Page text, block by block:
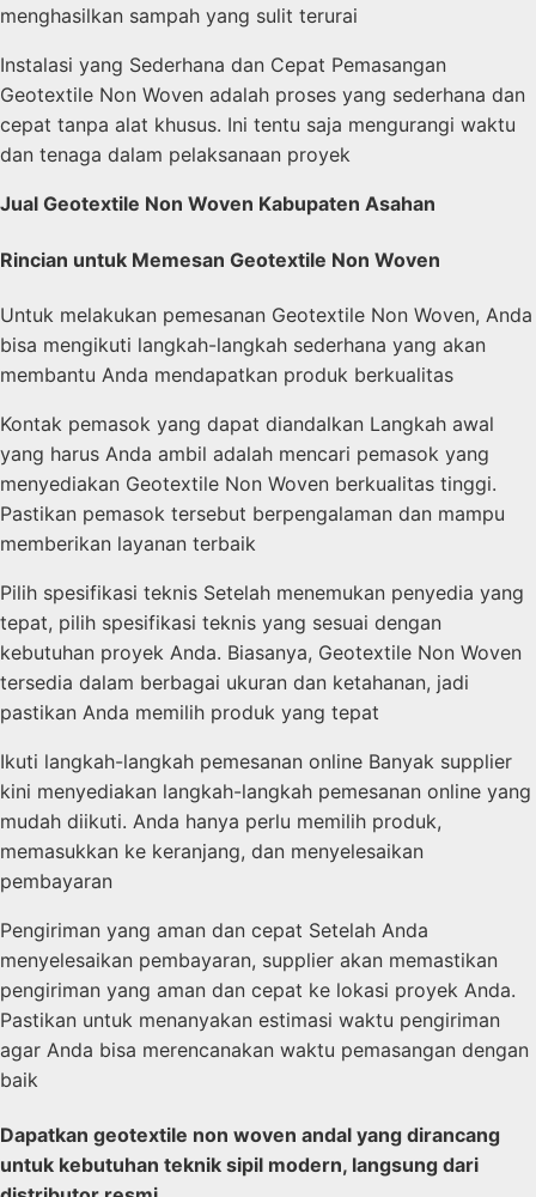
menghasilkan sampah yang sulit terurai
Instalasi yang Sederhana dan Cepat Pemasangan
Geotextile Non Woven adalah proses yang sederhana dan
cepat tanpa alat khusus. Ini tentu saja mengurangi waktu
dan tenaga dalam pelaksanaan proyek
Jual Geotextile Non Woven Kabupaten Asahan
Rincian untuk Memesan Geotextile Non Woven
Untuk melakukan pemesanan Geotextile Non Woven, Anda
bisa mengikuti langkah-langkah sederhana yang akan
membantu Anda mendapatkan produk berkualitas
Kontak pemasok yang dapat diandalkan Langkah awal
yang harus Anda ambil adalah mencari pemasok yang
menyediakan Geotextile Non Woven berkualitas tinggi.
Pastikan pemasok tersebut berpengalaman dan mampu
memberikan layanan terbaik
Pilih spesifikasi teknis Setelah menemukan penyedia yang
tepat, pilih spesifikasi teknis yang sesuai dengan
kebutuhan proyek Anda. Biasanya, Geotextile Non Woven
tersedia dalam berbagai ukuran dan ketahanan, jadi
pastikan Anda memilih produk yang tepat
Ikuti langkah-langkah pemesanan online Banyak supplier
kini menyediakan langkah-langkah pemesanan online yang
mudah diikuti. Anda hanya perlu memilih produk,
memasukkan ke keranjang, dan menyelesaikan
pembayaran
Pengiriman yang aman dan cepat Setelah Anda
menyelesaikan pembayaran, supplier akan memastikan
pengiriman yang aman dan cepat ke lokasi proyek Anda.
Pastikan untuk menanyakan estimasi waktu pengiriman
agar Anda bisa merencanakan waktu pemasangan dengan
baik
Dapatkan geotextile non woven andal yang dirancang
untuk kebutuhan teknik sipil modern, langsung dari